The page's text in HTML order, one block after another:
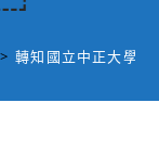
> 轉知國立中正大學